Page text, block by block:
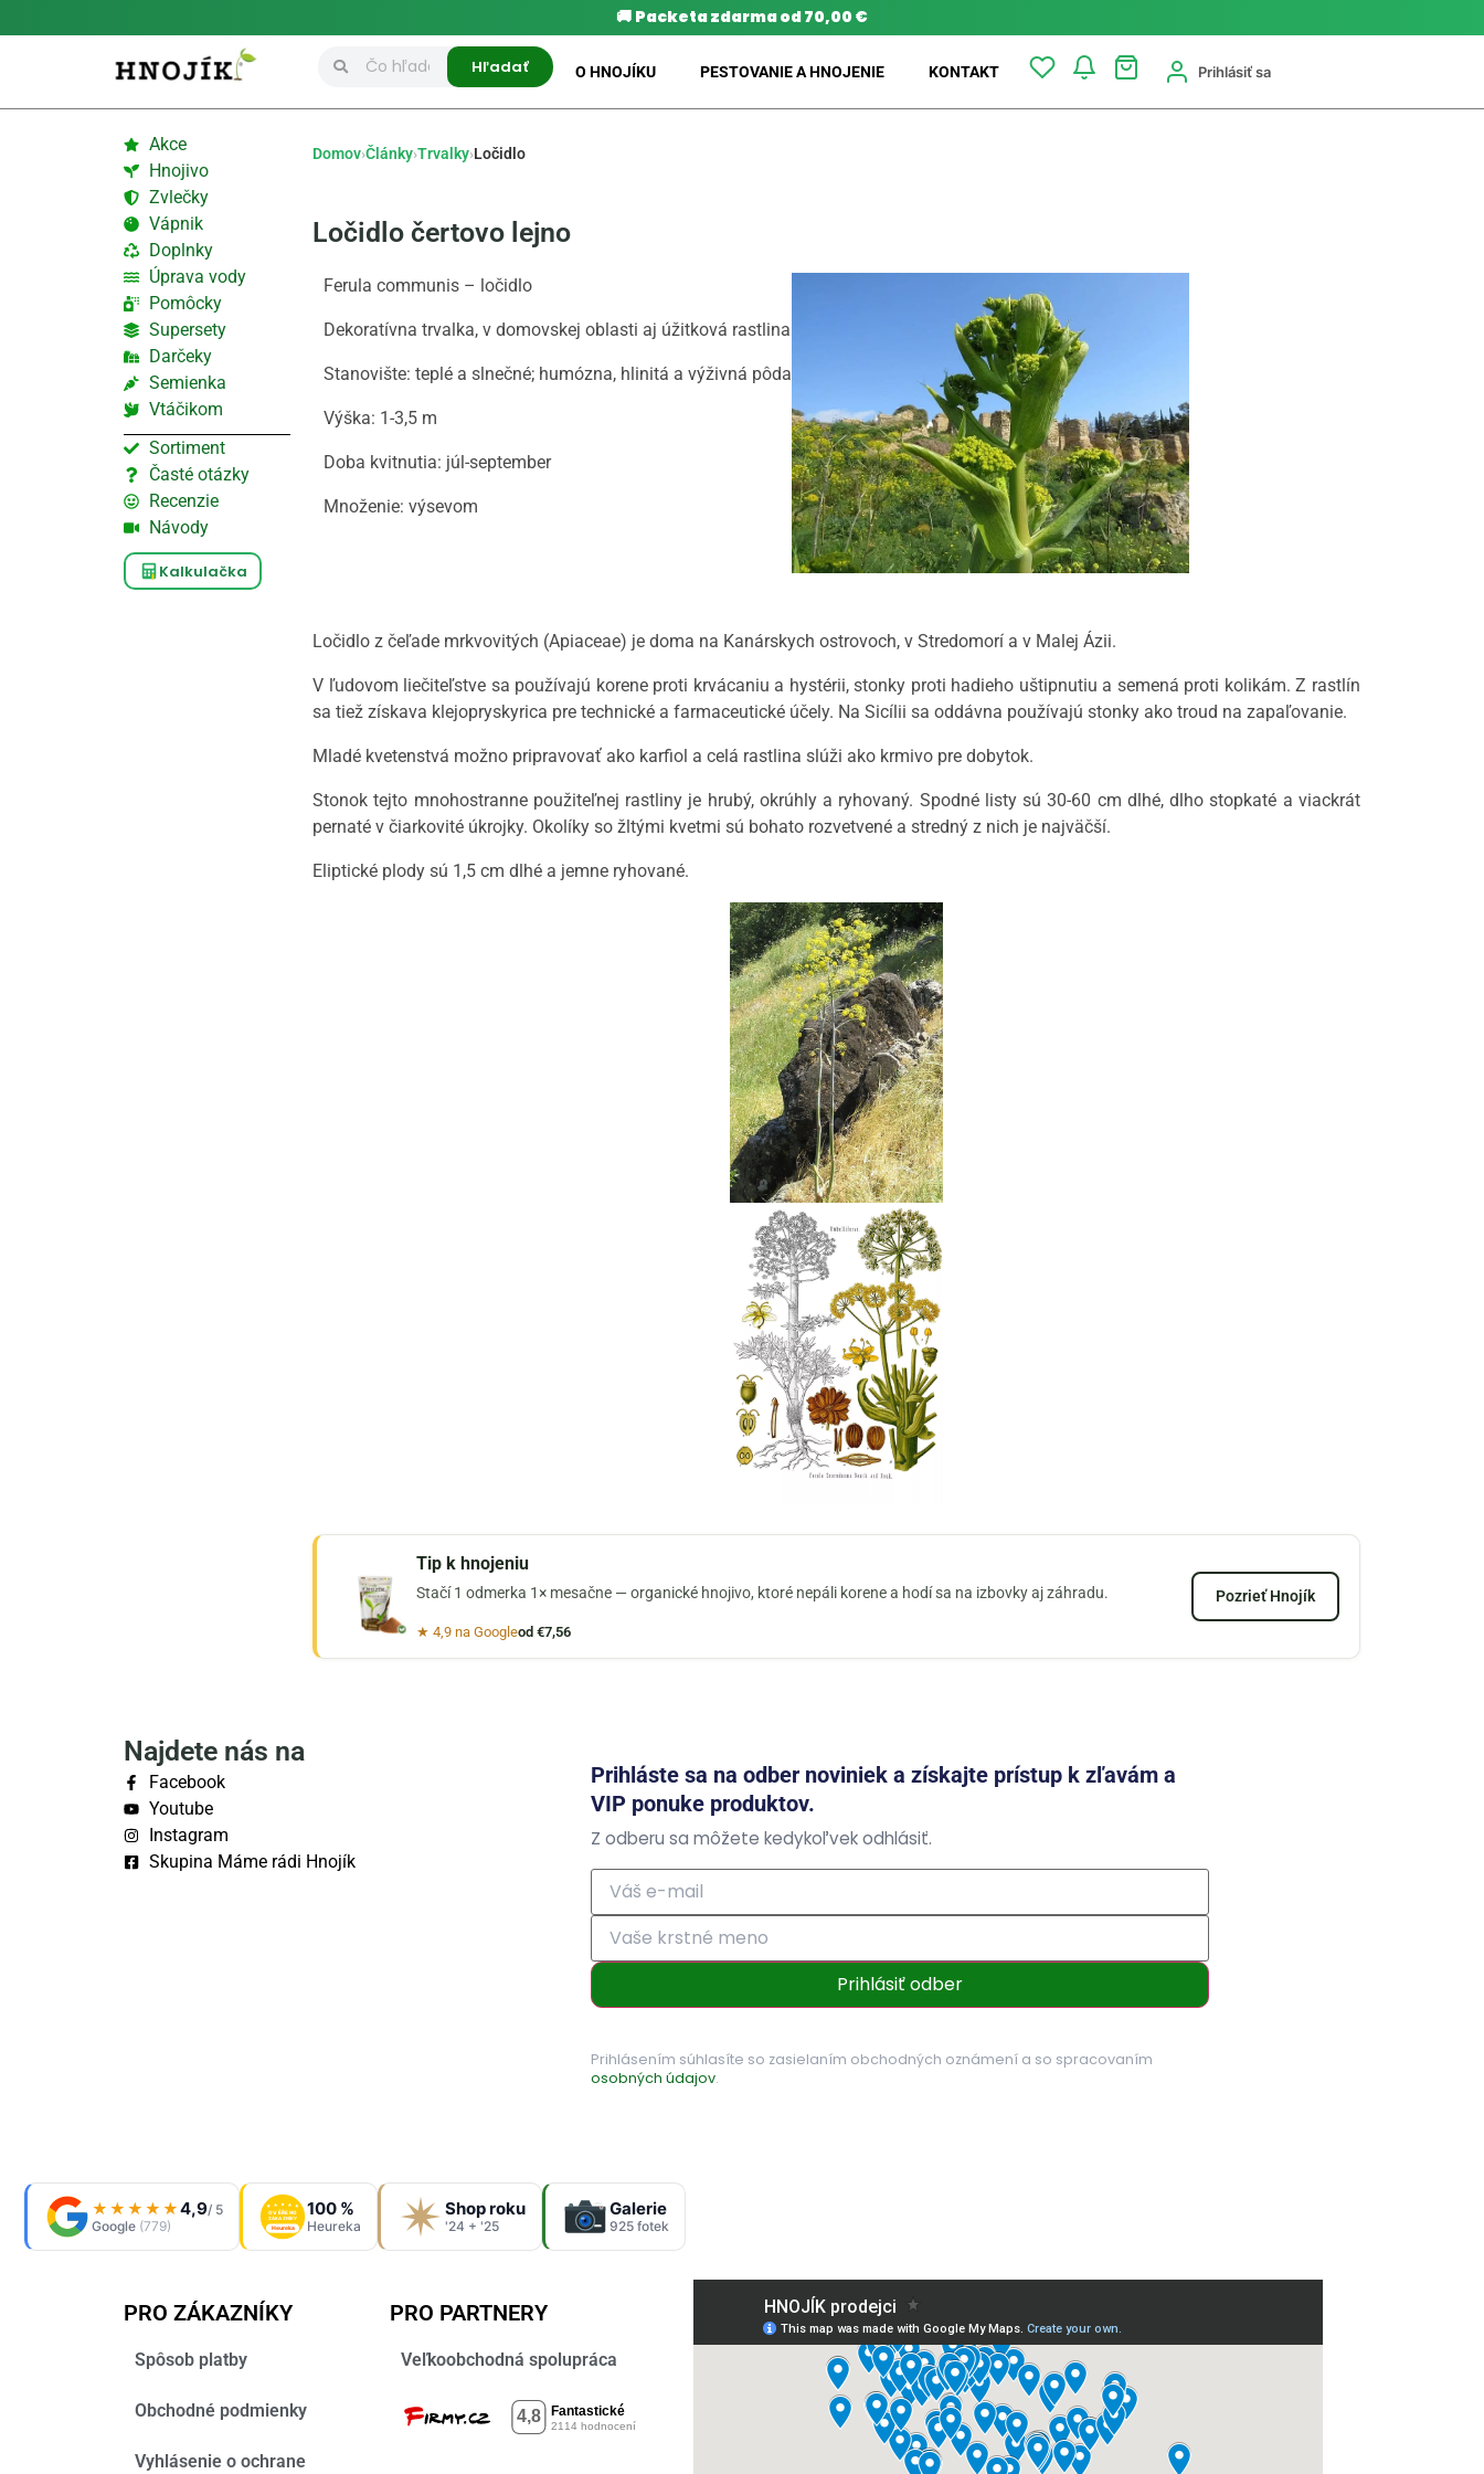
🚚 Packeta zdarma od 70,00 €
Hľadať O HNOJÍKU PESTOVANIE A HNOJENIE KONTAKT Prihlásiť sa
Akce
Hnojivo
Zvlečky
Vápnik
Doplnky
Úprava vody
Pomôcky
Supersety
Darčeky
Semienka
Vtáčikom
Sortiment
Časté otázky
Recenzie
Návody
Kalkulačka
Domov›Články›Trvalky›Ločidlo
Ločidlo čertovo lejno
Ferula communis – ločidlo
Dekoratívna trvalka, v domovskej oblasti aj úžitková rastlina
Stanovište: teplé a slnečné; humózna, hlinitá a výživná pôda
Výška: 1-3,5 m
Doba kvitnutia: júl-september
Množenie: výsevom
Ločidlo z čeľade mrkvovitých (Apiaceae) je doma na Kanárskych ostrovoch, v Stredomorí a v Malej Ázii.
V ľudovom liečiteľstve sa používajú korene proti krvácaniu a hystérii, stonky proti hadieho uštipnutiu a semená proti kolikám. Z rastlín
sa tiež získava klejopryskyrica pre technické a farmaceutické účely. Na Sicílii sa oddávna používajú stonky ako troud na zapaľovanie.
Mladé kvetenstvá možno pripravovať ako karfiol a celá rastlina slúži ako krmivo pre dobytok.
Stonok tejto mnohostranne použiteľnej rastliny je hrubý, okrúhly a ryhovaný. Spodné listy sú 30-60 cm dlhé, dlho stopkaté a viackrát
pernaté v čiarkovité úkrojky. Okolíky so žltými kvetmi sú bohato rozvetvené a stredný z nich je najväčší.
Eliptické plody sú 1,5 cm dlhé a jemne ryhované.
Tip k hnojeniu
Stačí 1 odmerka 1× mesačne — organické hnojivo, ktoré nepáli korene a hodí sa na izbovky aj záhradu.
★ 4,9 na Googleod €7,56
Pozrieť Hnojík
Najdete nás na
Facebook
Youtube
Instagram
Skupina Máme rádi Hnojík
Prihláste sa na odber noviniek a získajte prístup k zľavám a
VIP ponuke produktov.
Z odberu sa môžete kedykoľvek odhlásiť.
Prihlásiť odber
Prihlásením súhlasíte so zasielaním obchodných oznámení a so spracovaním
osobných údajov.
★★★★★4,9/ 5
Google (779)
OVĚŘENO
ZÁKAZNÍKY
Heureka
100 %
Heureka
Shop roku
'24 + '25
Galerie
925 fotek
PRO ZÁKAZNÍKY
Spôsob platby
Obchodné podmienky
Vyhlásenie o ochrane
PRO PARTNERY
Veľkoobchodná spolupráca